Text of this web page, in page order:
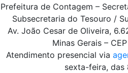
Prefeitura de Contagem –
Subsecretaria do Tesouro /
Av. João Cesar de Oliveira,
Minas Gerais –
Atendimento presencial via
sexta-feira, das